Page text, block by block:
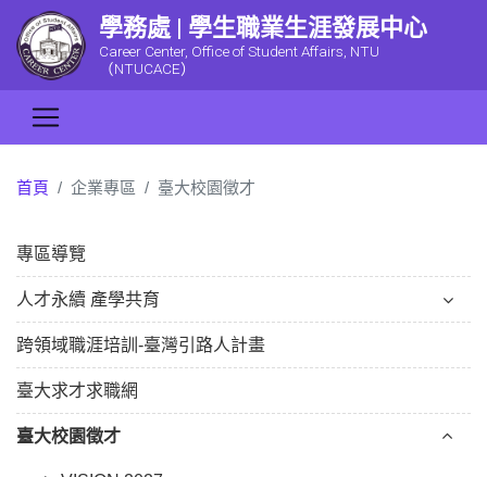
學務處 | 學生職業生涯發展中心
Career Center, Office of Student Affairs, NTU
（NTUCACE）
首頁 企業專區 臺大校園徵才
專區導覽
人才永續 產學共育
跨領域職涯培訓-臺灣引路人計畫
臺大求才求職網
臺大校園徵才